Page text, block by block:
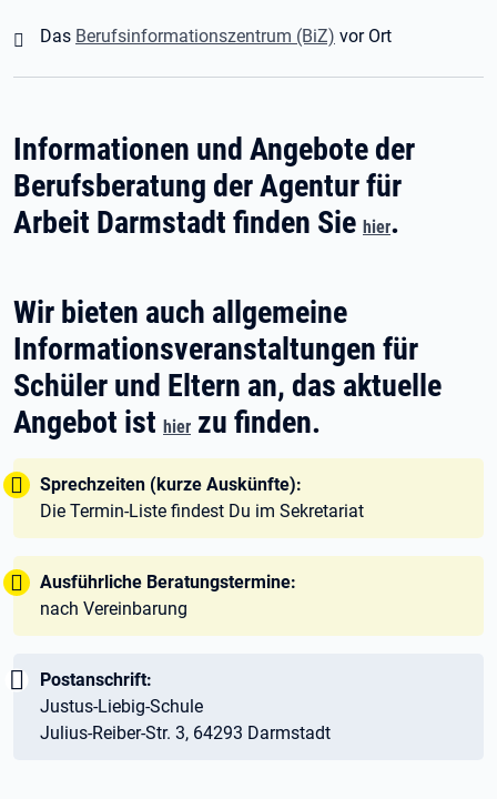
Das Berufsinformationszentrum (BiZ) vor Ort
Informationen und Angebote der
Berufsberatung der Agentur für
Arbeit Darmstadt finden Sie hier.
Wir bieten auch allgemeine
Informationsveranstaltungen für
Schüler und Eltern an, das aktuelle
Angebot ist hier zu finden.
Tipp:
Sprechzeiten (kurze Auskünfte):
Die Termin-Liste findest Du im Sekretariat
Tipp:
Ausführliche Beratungstermine:
nach Vereinbarung
Wichtig:
Postanschrift:
Justus-Liebig-Schule
Julius-Reiber-Str. 3, 64293 Darmstadt